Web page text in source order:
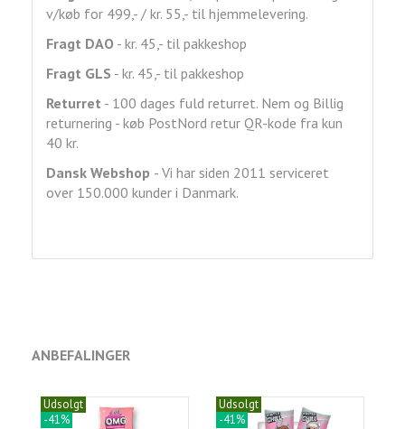
v/køb for 499,- / kr. 55,- til hjemmelevering.
Fragt DAO - kr. 45,- til pakkeshop
Fragt GLS - kr. 45,- til pakkeshop
Returret - 100 dages fuld returret. Nem og Billig
returnering - køb PostNord retur QR-kode fra kun
40 kr.
Dansk Webshop - Vi har siden 2011 serviceret
over 150.000 kunder i Danmark.
ANBEFALINGER
Udsolgt
-41%
Udsolgt
-41%